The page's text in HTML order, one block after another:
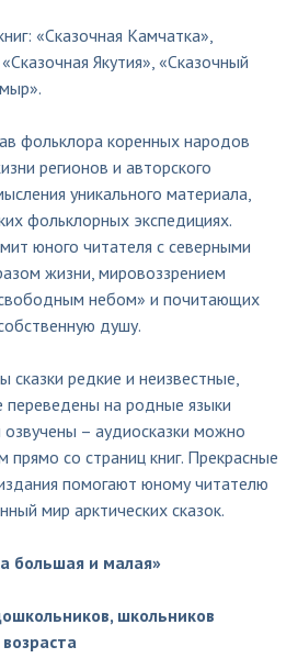
«Сказочная Камчатка»,
Якутия», «Сказочный
фольклора коренных народов
регионов и авторского
уникального материала,
фольклорных экспедициях.
юного читателя с северными
жизни, мировоззрением
небом» и почитающих
душу.
сказки редкие и неизвестные,
на родные языки
– аудиосказки можно
прямо со страниц книг. Прекрасные
помогают юному читателю
мир арктических сказок.
большая и малая»
школьников